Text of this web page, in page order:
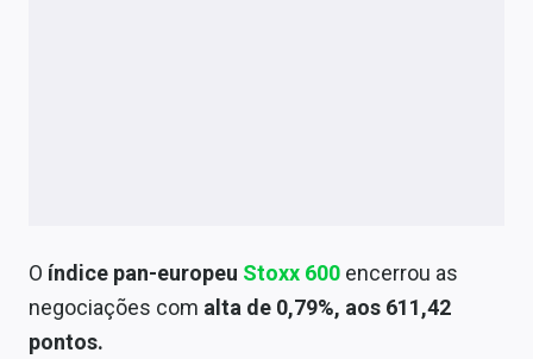
Conteúdo de Marca
Sobre
O índice pan-europeu Stoxx 600 encerrou as
negociações com alta de 0,79%, aos 611,42
pontos.